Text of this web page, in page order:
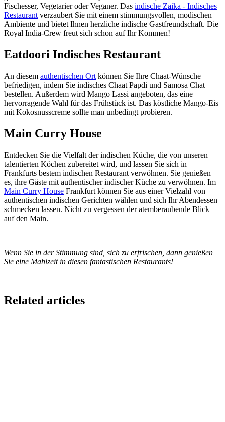
Fischesser, Vegetarier oder Veganer. Das indische Zaika - Indisches
Restaurant verzaubert Sie mit einem stimmungsvollen, modischen
Ambiente und bietet Ihnen herzliche indische Gastfreundschaft. Die
Royal India-Crew freut sich schon auf Ihr Kommen!
Eatdoori Indisches Restaurant
An diesem authentischen Ort können Sie Ihre Chaat-Wünsche
befriedigen, indem Sie indisches Chaat Papdi und Samosa Chat
bestellen. Außerdem wird Mango Lassi angeboten, das eine
hervorragende Wahl für das Frühstück ist. Das köstliche Mango-Eis
mit Kokosnusscreme sollte man unbedingt probieren.
Main Curry House
Entdecken Sie die Vielfalt der indischen Küche, die von unseren
talentierten Köchen zubereitet wird, und lassen Sie sich in
Frankfurts bestem indischen Restaurant verwöhnen. Sie genießen
es, ihre Gäste mit authentischer indischer Küche zu verwöhnen. Im
Main Curry House Frankfurt können Sie aus einer Vielzahl von
authentischen indischen Gerichten wählen und sich Ihr Abendessen
schmecken lassen. Nicht zu vergessen der atemberaubende Blick
auf den Main.
Wenn Sie in der Stimmung sind, sich zu erfrischen, dann genießen
Sie eine Mahlzeit in diesen fantastischen Restaurants!
Related articles